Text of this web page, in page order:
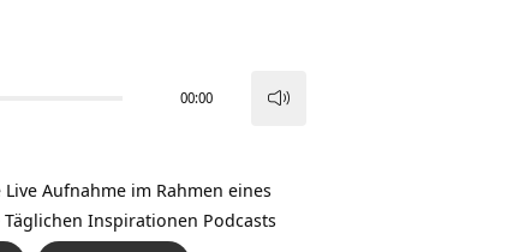
00:00
Aufnahme im Rahmen eines
Täglichen Inspirationen Podcasts